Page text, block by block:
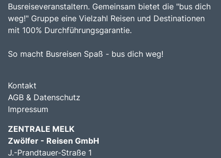
Busreiseveranstaltern. Gemeinsam bietet die "bus dich
weg!" Gruppe eine Vielzahl Reisen und Destinationen
mit 100% Durchführungsgarantie.
So macht Busreisen Spaß - bus dich weg!
Kontakt
AGB & Datenschutz
Impressum
ZENTRALE MELK
Zwölfer - Reisen GmbH
J.-Prandtauer-Straße 1